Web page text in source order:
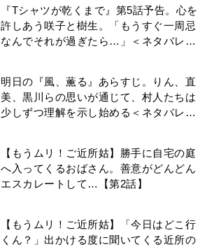
『Tシャツが乾くまで』第5話予告。心を
許しあう咲子と樹生。「もうすぐ一周忌
なんでそれが過ぎたら…」＜ネタバレあ
明日の『風、薫る』あらすじ。りん、直
美、黒川らの思いが通じて、村人たちは
少しずつ理解を示し始める＜ネタバレあ
【もうムリ！ご近所姑】勝手に自宅の庭
へ入ってくるおばさん。善意がどんどん
エスカレートして…【第2話】
【もうムリ！ご近所姑】「今日はどこ行
くん？」出かける度に聞いてくる近所の